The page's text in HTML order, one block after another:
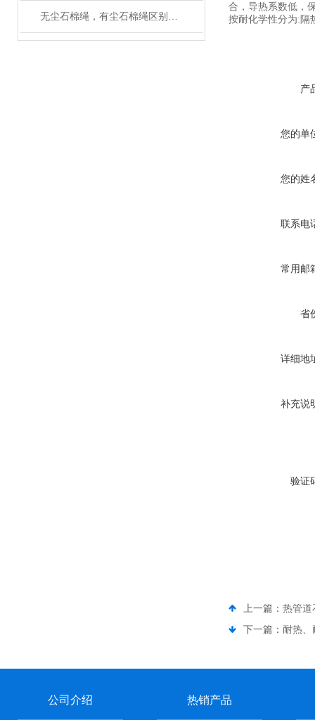
无尘石棉绳，有尘石棉绳区别，使用方法
合，导热系数低，
按耐化学性分为:隔
产
您的单
您的姓
联系电
常用邮
省
详细地
补充说
验证
上一篇： 热管道
下一篇： 耐热、
公司介绍 热销产品